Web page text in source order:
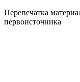
Перепечатка
первоисточника